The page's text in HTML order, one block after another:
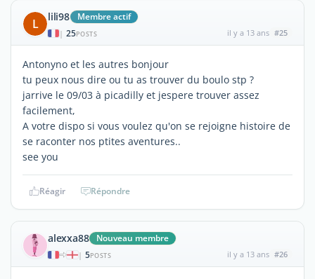
L lili98 Membre actif
| 25POSTS il y a 13 ans #25
Antonyno et les autres bonjour
tu peux nous dire ou tu as trouver du boulo stp ?
jarrive le 09/03 à picadilly et jespere trouver assez
facilement,
A votre dispo si vous voulez qu'on se rejoigne histoire de
se raconter nos ptites aventures..
see you
Réagir Répondre
alexxa88 Nouveau membre
| 5POSTS il y a 13 ans #26